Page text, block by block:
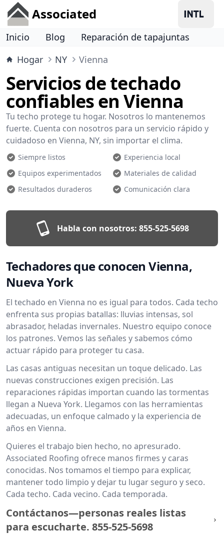
Associated
Inicio Blog
Reparación de tapajuntas
Hogar
NY Vienna
Servicios de techado
confiables en Vienna
Tu techo protege tu hogar. Nosotros lo mantenemos
fuerte. Cuenta con nosotros para un servicio rápido y
cuidadoso en Vienna, NY, sin importar el clima.
Siempre listos
Experiencia local
Equipos experimentados
Materiales de calidad
Resultados duraderos
Comunicación clara
Habla con nosotros: 855-525-5698
Techadores que conocen Vienna,
Nueva York
El techado en Vienna no es igual para todos. Cada techo
enfrenta sus propias batallas: lluvias intensas, sol
abrasador, heladas invernales. Nuestro equipo conoce
los patrones. Vemos las señales y sabemos cómo
actuar rápido para proteger tu casa.
Las casas antiguas necesitan un toque delicado. Las
nuevas construcciones exigen precisión. Las
reparaciones rápidas importan cuando las tormentas
llegan a Nueva York. Llegamos con las herramientas
adecuadas, un enfoque calmado y la experiencia de
años en Vienna.
Quieres el trabajo bien hecho, no apresurado.
Associated Roofing ofrece manos firmes y caras
conocidas. Nos tomamos el tiempo para explicar,
mantener todo limpio y dejar tu lugar seguro y seco.
Cada techo. Cada vecino. Cada temporada.
Contáctanos—personas reales listas
para escucharte. 855-525-5698